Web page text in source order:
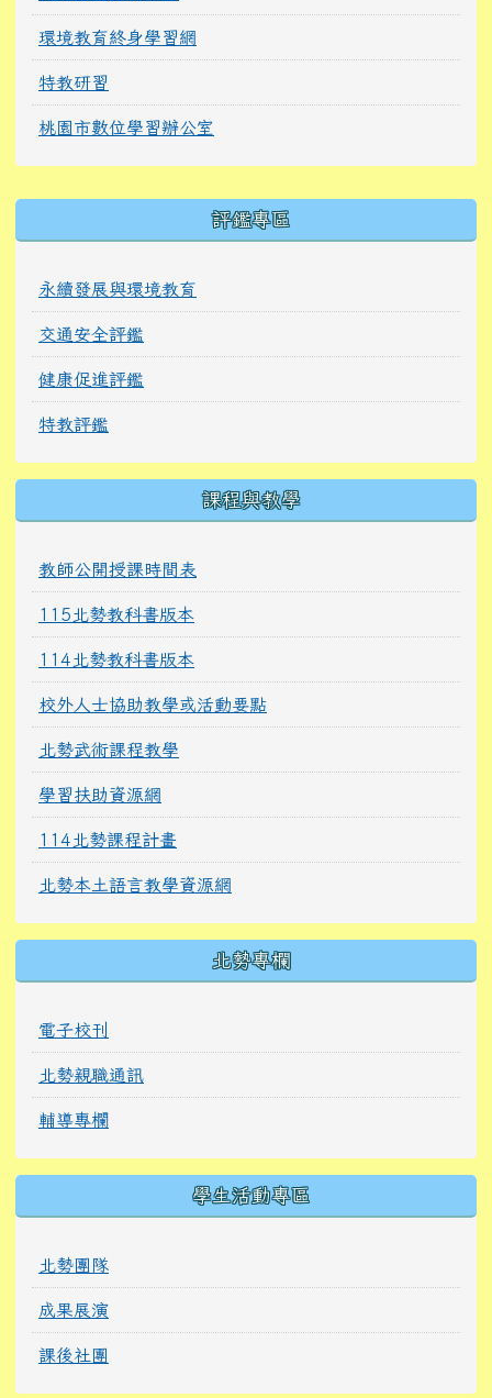
環境教育終身學習網
特教研習
桃園市數位學習辦公室
評鑑專區
永續發展與環境教育
交通安全評鑑
健康促進評鑑
特教評鑑
課程與教學
教師公開授課時間表
115北勢教科書版本
114北勢教科書版本
校外人士協助教學或活動要點
北勢武術課程教學
學習扶助資源網
114北勢課程計畫
北勢本土語言教學資源網
北勢專欄
電子校刊
北勢親職通訊
輔導專欄
學生活動專區
北勢團隊
成果展演
課後社團